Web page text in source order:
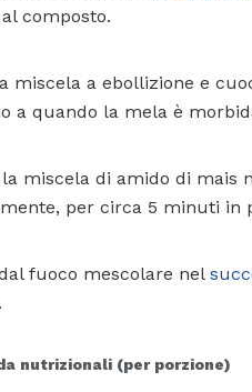
composto.
miscela a ebollizione e
a quando la mela è
miscela di amido di mais
per circa 5 minuti in
fuoco mescolare nel
nutrizionali (per porzione)